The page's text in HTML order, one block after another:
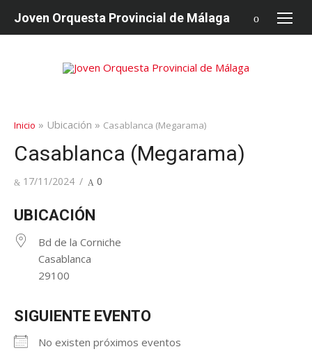
Joven Orquesta Provincial de Málaga
Inicio » Ubicación » Casablanca (Megarama)
Casablanca (Megarama)
Publicado
17/11/2024 0
UBICACIÓN
Bd de la Corniche
Casablanca
29100
SIGUIENTE EVENTO
No existen próximos eventos